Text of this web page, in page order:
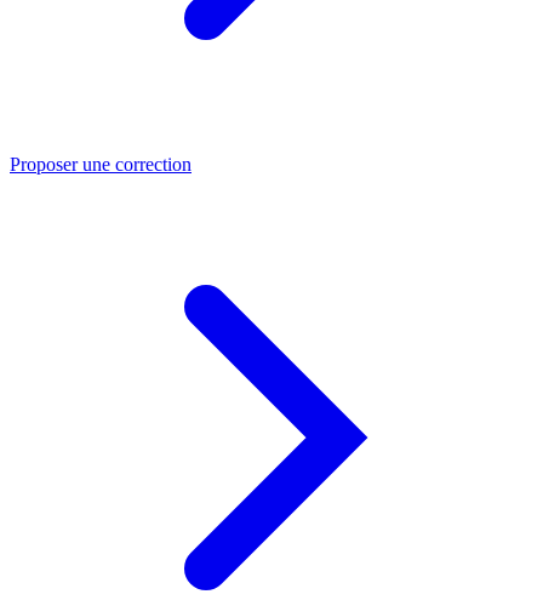
Proposer une correction